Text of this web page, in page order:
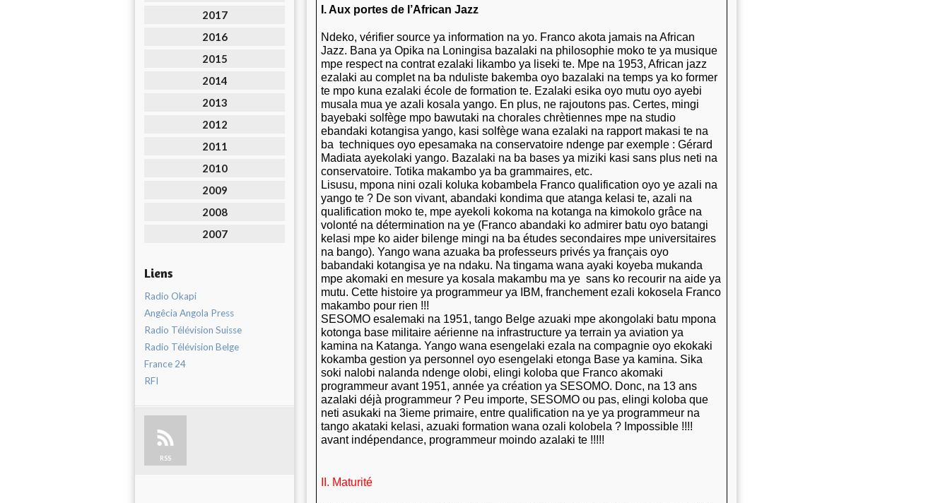
2017
2016
2015
2014
2013
2012
2011
2010
2009
2008
2007
Liens
Radio Okapi
Angêcia Angola Press
Radio Télévision Suisse
Radio Télévision Belge
France 24
RFI
RSS
I. Aux portes de l’African Jazz
Ndeko, vérifier source ya information na yo. Franco akota jamais na African
Jazz. Bana ya Opika na Loningisa bazalaki na philosophie moko te ya musique
mpe respect na contrat ezalaki likambo ya liseki te. Mpe na 1953, African jazz
ezalaki au complet na ba nduliste bakemba oyo bazalaki na temps ya ko former
te mpo kuna ezalaki école de formation te. Ezalaki esika oyo mutu oyo ayebi
musala mua ye azali kosala yango. En plus, ne rajoutons pas. Certes, mingi
bayebaki solfège mpo bawutaki na chorales chrètiennes mpe na studio
ebandaki kotangisa yango, kasi solfège wana ezalaki na rapport makasi te na
ba techniques oyo epesamaka na conservatoire ndenge par exemple : Gérard
Madiata ayekolaki yango. Bazalaki na ba bases ya miziki kasi sans plus neti na
conservatoire. Totika makambo ya ba grammaires, etc.
Lisusu, mpona nini ozali koluka kobambela Franco qualification oyo ye azali na
yango te ? De son vivant, abandaki kondima que atanga kelasi te, azali na
qualification moko te, mpe ayekoli kokoma na kotanga na kimokolo grâce na
volonté na détermination na ye (Franco abandaki ko admirer batu oyo batangi
kelasi mpe ko aider bilenge mingi na ba études secondaires mpe universitaires
na bango). Yango wana azuaka ba professeurs privés ya français oyo
babandaki kotangisa ye na ndaku. Na tingama wana ayaki koyeba mukanda
mpe akomaki en mesure ya kosala makambu ma ye sans ko recourir na aide ya
mutu. Cette histoire ya programmeur ya IBM, franchement ezali kokosela Franco
makambo pour rien !!!
SESOMO esalemaki na 1951, tango Belge azuaki mpe akongolaki batu mpona
kotonga base militaire aérienne na infrastructure ya terrain ya aviation ya
kamina na Katanga. Yango wana esengelaki ezala na compagnie oyo ekokaki
kokamba gestion ya personnel oyo esengelaki etonga Base ya kamina. Sika
soki nalobi nalanda ndenge olobi, elingi koloba que Franco akomaki
programmeur avant 1951, année ya création ya SESOMO. Donc, na 13 ans
azalaki déjà programmeur ? Peu importe, SESOMO ou pas, elingi koloba que
neti asukaki na 3ieme primaire, entre qualification na ye ya programmeur na
tango akataki kelasi, azuaki formation wana ozali kolobela ? Impossible !!!!
avant indépendance, programmeur moindo azalaki te !!!!!
II. Maturité